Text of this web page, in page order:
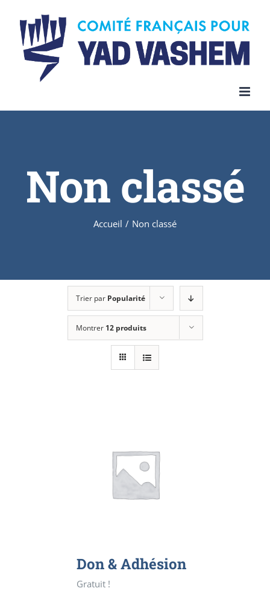
content
Non classé
Accueil / Non classé
Trier par Popularité
Montrer 12 produits
Don & Adhésion
Gratuit !